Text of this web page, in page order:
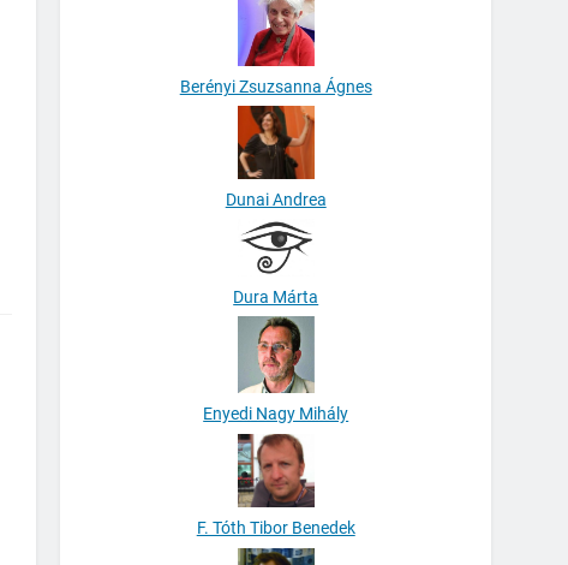
Berényi Zsuzsanna Ágnes
Dunai Andrea
Dura Márta
Enyedi Nagy Mihály
F. Tóth Tibor Benedek